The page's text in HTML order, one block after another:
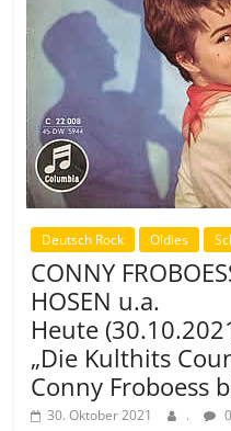
Deutsch Rock Oldies
CONNY
HOSEN u.a.
Heute
„Die Kulthits
Conny Froboess
30. Oktober 2021 .